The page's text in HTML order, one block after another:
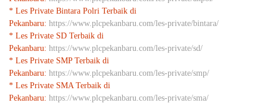
* Les Private Bintara Polri Terbaik di
Pekanbaru: https://www.plcpekanbaru.com/les-private/bintara/
* Les Private SD Terbaik di
Pekanbaru: https://www.plcpekanbaru.com/les-private/sd/
* Les Private SMP Terbaik di
Pekanbaru: https://www.plcpekanbaru.com/les-private/smp/
* Les Private SMA Terbaik di
Pekanbaru: https://www.plcpekanbaru.com/les-private/sma/